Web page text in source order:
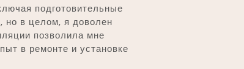
подготовительные
но в целом, я доволен
позволила мне
в ремонте и установке